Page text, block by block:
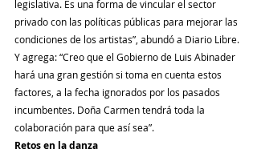
legislativa. Es una forma de vincular el sector
privado con las políticas públicas para mejorar las
condiciones de los artistas”, abundó a Diario Libre.
Y agrega: “Creo que el Gobierno de Luis Abinader
hará una gran gestión si toma en cuenta estos
factores, a la fecha ignorados por los pasados
incumbentes. Doña Carmen tendrá toda la
colaboración para que así sea”.
Retos en la danza